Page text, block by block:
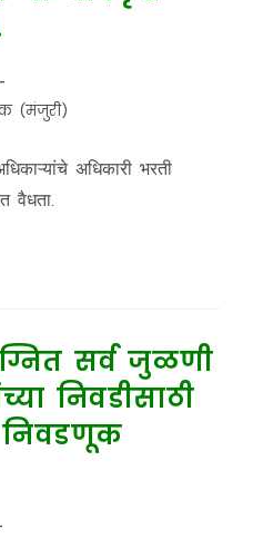
(मंजुरी)
अधिकारी भरती
वैधता.
सर्व जुळणी
निवडीसाठी